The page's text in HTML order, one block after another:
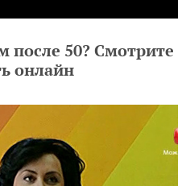
после 50? Смотрите
онлайн